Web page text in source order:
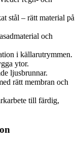
stål – rätt material på
och
i källarutrymmen.
ytor.
ljusbrunnar.
rätt membran och
till färdig,